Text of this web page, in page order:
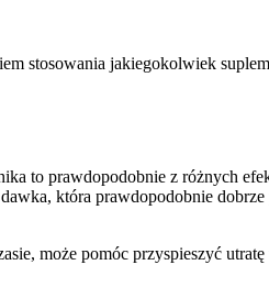
stosowania jakiegokolwiek
to prawdopodobnie z różnych
która prawdopodobnie dobrze
może pomóc przyspieszyć utratę